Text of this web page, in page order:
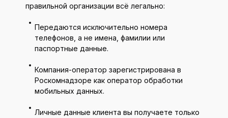
правильной организации всё легально:
Передаются исключительно номера
телефонов, а не имена, фамилии или
паспортные данные.
Компания-оператор зарегистрирована в
Роскомнадзоре как оператор обработки
мобильных данных.
Личные данные клиента вы получаете только